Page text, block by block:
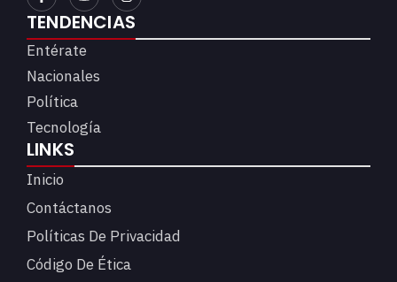
TENDENCIAS
Entérate
Nacionales
Política
Tecnología
LINKS
Inicio
Contáctanos
Políticas De Privacidad
Código De Ética